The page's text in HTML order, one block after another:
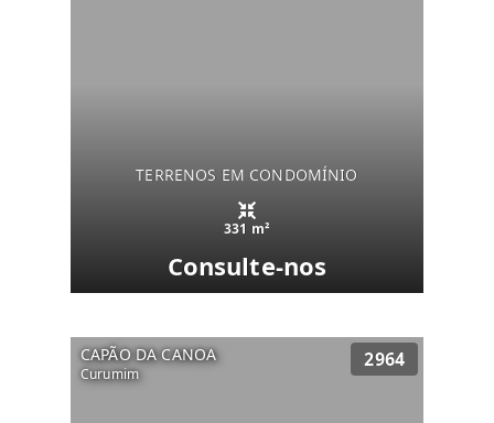
TERRENOS EM CONDOMÍNIO
331 m²
Consulte-nos
CAPÃO DA CANOA
Curumim
2964